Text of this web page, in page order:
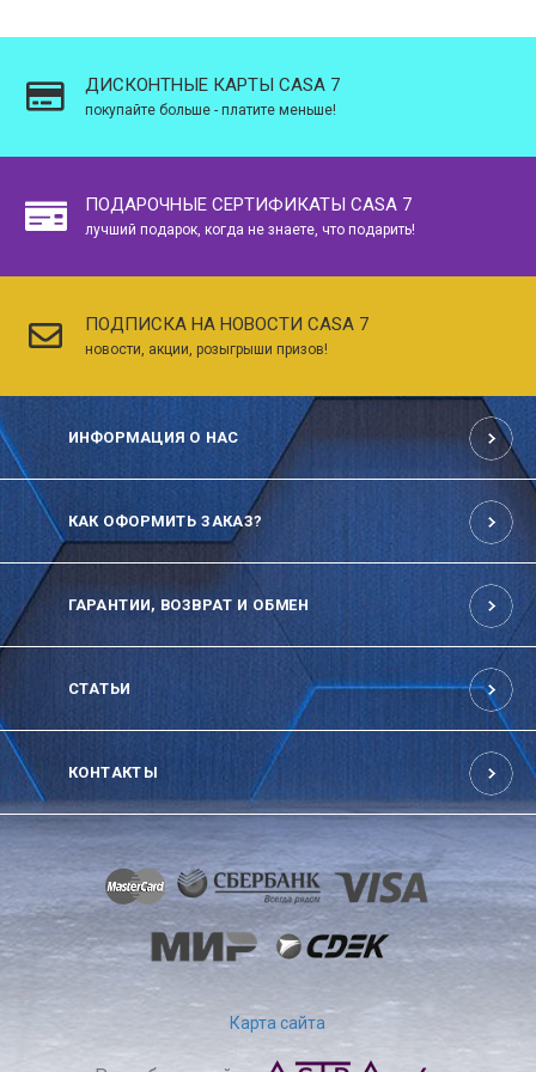
ДИСКОНТНЫЕ КАРТЫ CASA 7
покупайте больше - платите меньше!
ПОДАРОЧНЫЕ СЕРТИФИКАТЫ CASA 7
лучший подарок, когда не знаете, что подарить!
ПОДПИСКА НА НОВОСТИ CASA 7
новости, акции, розыгрыши призов!
ИНФОРМАЦИЯ О НАС
КАК ОФОРМИТЬ ЗАКАЗ?
ГАРАНТИИ, ВОЗВРАТ И ОБМЕН
СТАТЬИ
КОНТАКТЫ
Карта сайта